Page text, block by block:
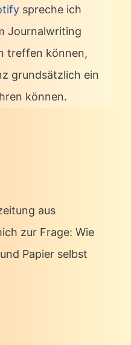
spreche ich
Journalwriting
treffen können,
grundsätzlich ein
können.
aus
zur Frage: Wie
Papier selbst